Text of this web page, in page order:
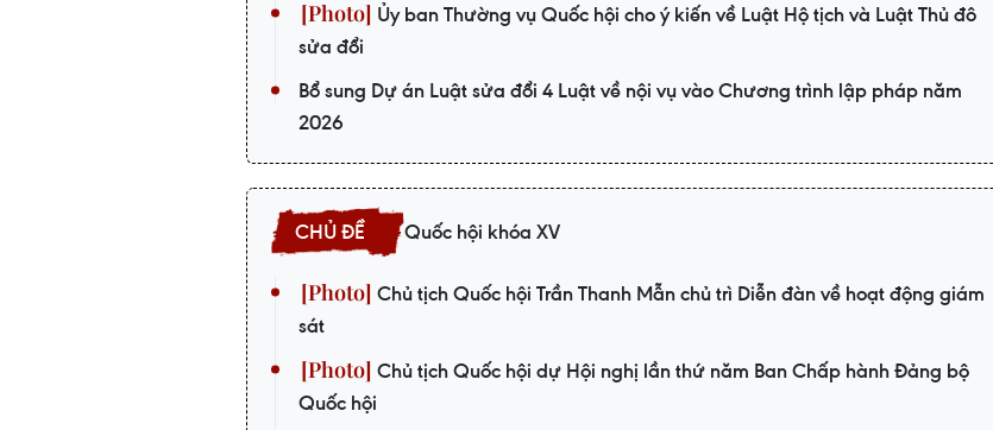
Ủy ban Thường vụ Quốc hội cho ý kiến về Luật Hộ tịch và Luật Thủ đô
sửa đổi
Bổ sung Dự án Luật sửa đổi 4 Luật về nội vụ vào Chương trình lập pháp năm
2026
Quốc hội khóa XV
Chủ tịch Quốc hội Trần Thanh Mẫn chủ trì Diễn đàn về hoạt động giám
sát
Chủ tịch Quốc hội dự Hội nghị lần thứ năm Ban Chấp hành Đảng bộ
Quốc hội